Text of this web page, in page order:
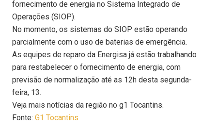
fornecimento de energia no Sistema Integrado de
Operações (SIOP).
No momento, os sistemas do SIOP estão operando
parcialmente com o uso de baterias de emergência.
As equipes de reparo da Energisa já estão trabalhando
para restabelecer o fornecimento de energia, com
previsão de normalização até as 12h desta segunda-
feira, 13.
Veja mais notícias da região no g1 Tocantins.
Fonte: G1 Tocantins